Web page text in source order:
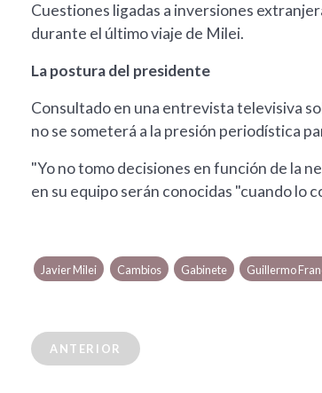
Cuestiones ligadas a inversiones
durante el último viaje de Milei.
La postura del presidente
Consultado en una entrevista televisiva
no se someterá a la presión periodística
"Yo no tomo decisiones en función de la
en su equipo serán conocidas "cuando lo
Javier Milei Cambios Gabinete Guillermo
ANTERIOR